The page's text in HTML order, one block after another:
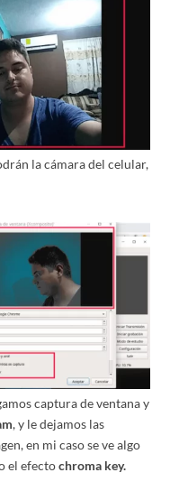
la cámara del celular,
captura de ventana y
, y le dejamos las
en mi caso se ve algo
el efectochroma key.